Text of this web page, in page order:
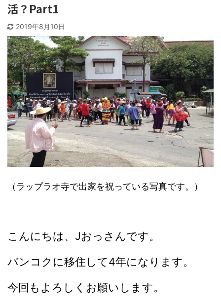
活？Part1
2019年8月10日
（ラップラオ寺で出家を祝っている写真です。）
こんにちは、Jおっさんです。
バンコクに移住して4年になります。
今回もよろしくお願いします。